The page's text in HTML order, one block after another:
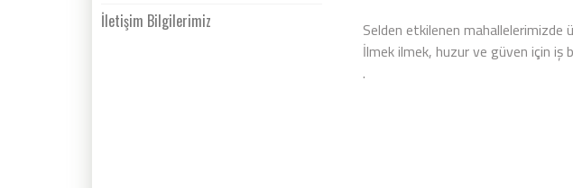
İletişim Bilgilerimiz
Selden etkilenen mahallelerimizde
İlmek ilmek, huzur ve güven için iş
.